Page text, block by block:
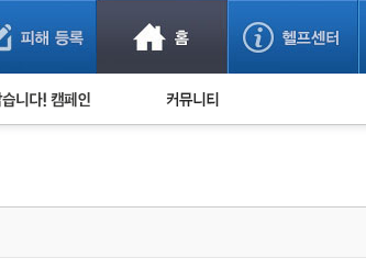
사기 예방했어요!